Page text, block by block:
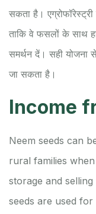
सकता है।
ताकि वे फसलों के साथ
समर्थन दें। सही योजना
जा सकता है।
Income
Neem seeds can
rural families
storage and
seeds are used